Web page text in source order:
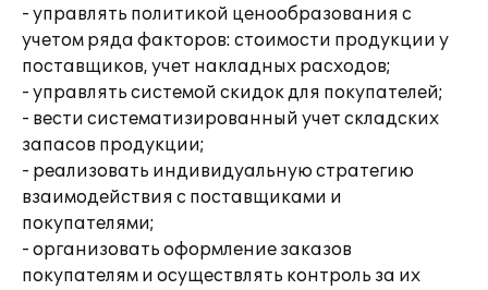
- управлять политикой ценообразования с
учетом ряда факторов: стоимости продукции у
поставщиков, учет накладных расходов;
- управлять системой скидок для покупателей;
- вести систематизированный учет складских
запасов продукции;
- реализовать индивидуальную стратегию
взаимодействия с поставщиками и
покупателями;
- организовать оформление заказов
покупателям и осуществлять контроль за их